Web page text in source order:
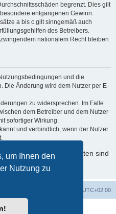
um Ihnen den
Nutzung zu
begrenzt. Dies gilt
entgangenen Gewinn.
a bis c gilt sinngemäß auch
des Betreibers.
nationalem Recht bleiben
und die
Die Änderung wird dem Nutzer per E-
zu widersprechen. Im Falle
dem Betreiber und dem Nutzer
sofortiger Wirkung.
und verbindlich, wenn der Nutzer
Ihren persönlichen Daten sind
UTC+02:00
Software © phpBB Limited